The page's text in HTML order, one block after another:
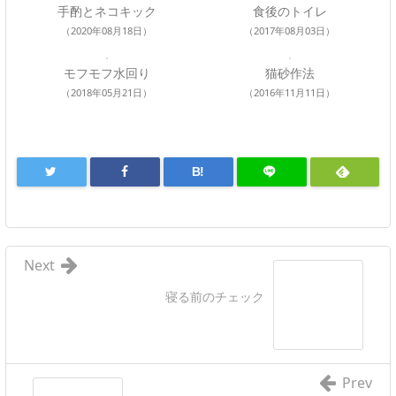
手酌とネコキック
（2020年08月18日）
食後のトイレ
（2017年08月03日）
モフモフ水回り
（2018年05月21日）
猫砂作法
（2016年11月11日）
B!
寝る前のチェック
Next
Prev